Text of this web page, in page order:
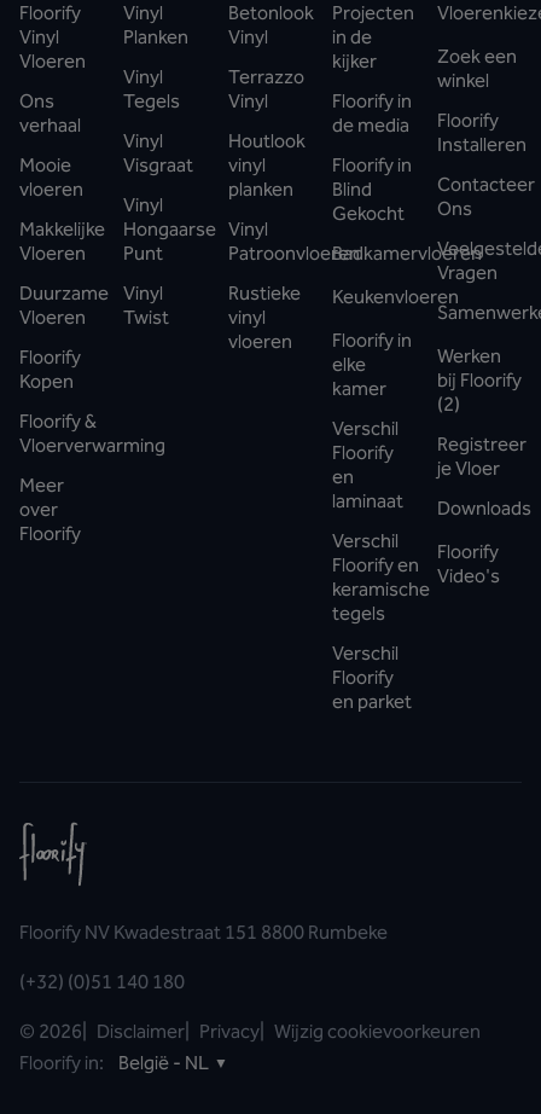
Floorify
Vinyl
Vloeren
Ons
verhaal
Mooie
vloeren
Makkelijke
Vloeren
Duurzame
Vloeren
Floorify
Kopen
Floorify &
Vloerverwarming
Meer
over
Floorify
Vinyl
Planken
Vinyl
Tegels
Vinyl
Visgraat
Vinyl
Hongaarse
Punt
Vinyl
Twist
Betonlook
Vinyl
Terrazzo
Vinyl
Houtlook
vinyl
planken
Vinyl
Patroonvloeren
Rustieke
vinyl
vloeren
Projecten
in de
kijker
Floorify in
de media
Floorify in
Blind
Gekocht
Badkamervloeren
Keukenvloeren
Floorify in
elke
kamer
Verschil
Floorify
en
laminaat
Verschil
Floorify en
keramische
tegels
Verschil
Floorify
en parket
Zoek een
winkel
Floorify
Installeren
Contacteer
Ons
Vragen
Werken
bij Floorify
(2)
Registreer
je Vloer
Downloads
Floorify
Video's
Floorify NV Kwadestraat 151 8800 Rumbeke
(+32) (0)51 140 180
© 2026 Disclaimer Privacy
Wijzig cookievoorkeuren
Floorify in:
België - NL ▼